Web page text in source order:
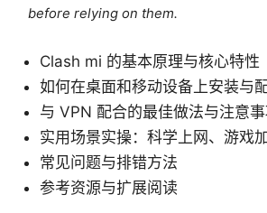
before relying on them.
Clash mi 的基本原理与核心特性
如何在桌面和移动设备上安装与
与 VPN 配合的最佳做法与注意
实用场景实操：科学上网、游戏
常见问题与排错方法
参考资源与扩展阅读